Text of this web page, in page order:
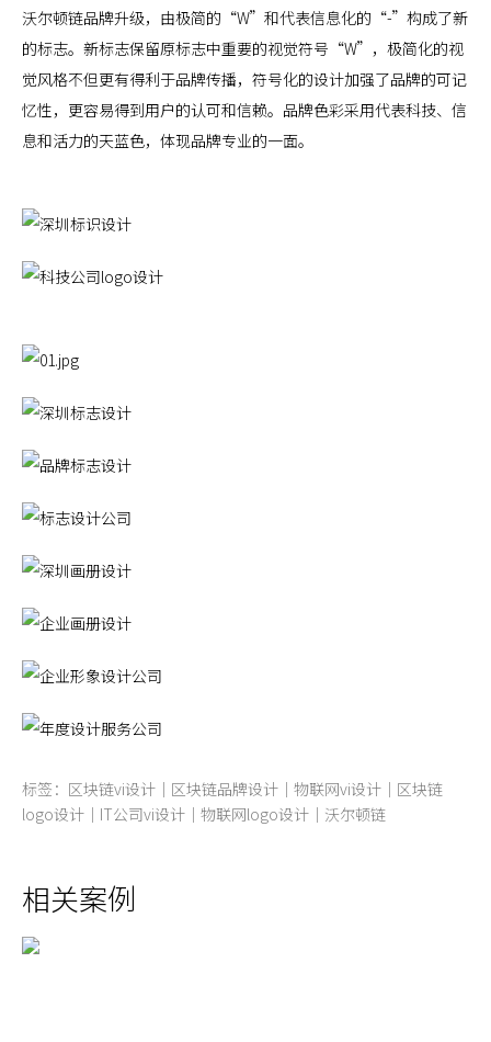
沃尔顿链品牌升级，由极简的“W”和代表信息化的“-”构成了新
的标志。新标志保留原标志中重要的视觉符号“W”，极简化的视
觉风格不但更有得利于品牌传播，符号化的设计加强了品牌的可记
忆性，更容易得到用户的认可和信赖。品牌色彩采用代表科技、信
息和活力的天蓝色，体现品牌专业的一面。
标签：区块链vi设计｜区块链品牌设计｜物联网vi设计｜区块链
logo设计｜IT公司vi设计 ｜物联网logo设计 ｜ 沃尔顿链
相关案例